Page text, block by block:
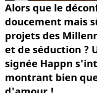
Alors que le
doucement mais
projets des
et de séduction ?
signée Happn
montrant bien